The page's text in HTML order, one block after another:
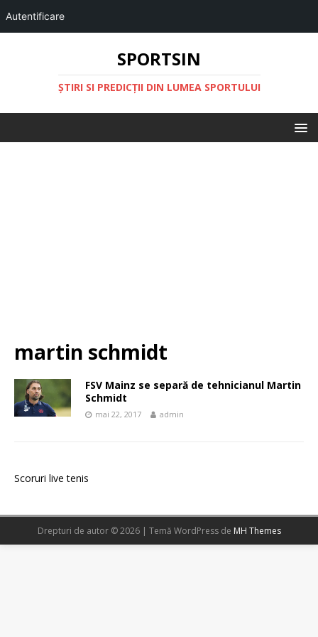
Autentificare
SPORTSIN
ŞTIRI SI PREDICŢII DIN LUMEA SPORTULUI
martin schmidt
FSV Mainz se separă de tehnicianul Martin
Schmidt
mai 22, 2017 admin
Scoruri live tenis
Drepturi de autor © 2026 | Temă WordPress de MH Themes